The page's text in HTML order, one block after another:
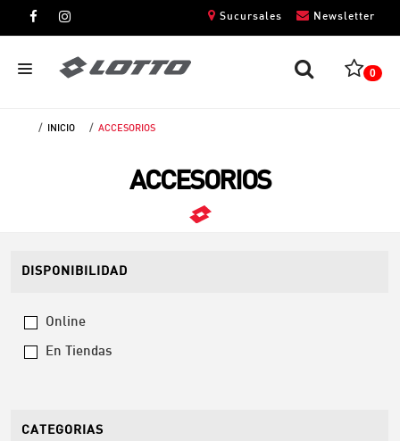
Newsletter
Sucursales
0
INICIO ACCESORIOS
ACCESORIOS
DISPONIBILIDAD
Online
En Tiendas
CATEGORIAS